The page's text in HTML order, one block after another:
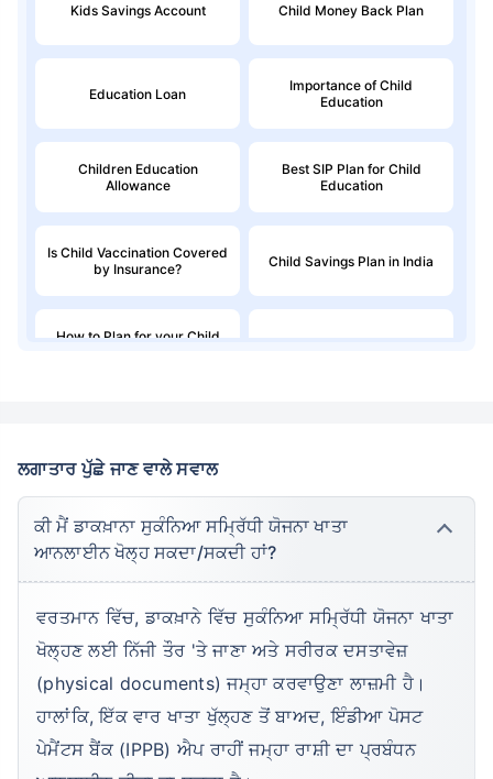
Kids Savings Account Child Money Back Plan
Education Loan
Importance of Child
Education
Children Education
Allowance
Best SIP Plan for Child
Education
Is Child Vaccination Covered
by Insurance?
Child Savings Plan in India
How to Plan for your Child
ਲਗਾਤਾਰ ਪੁੱਛੇ ਜਾਣ ਵਾਲੇ ਸਵਾਲ
ਕੀ ਮੈਂ ਡਾਕਖ਼ਾਨਾ ਸੁਕੰਨਿਆ ਸਮ੍ਰਿੱਧੀ ਯੋਜਨਾ ਖਾਤਾ
ਆਨਲਾਈਨ ਖੋਲ੍ਹ ਸਕਦਾ/ਸਕਦੀ ਹਾਂ?
ਵਰਤਮਾਨ ਵਿੱਚ, ਡਾਕਖ਼ਾਨੇ ਵਿੱਚ ਸੁਕੰਨਿਆ ਸਮ੍ਰਿੱਧੀ ਯੋਜਨਾ ਖਾਤਾ
ਖੋਲ੍ਹਣ ਲਈ ਨਿੱਜੀ ਤੌਰ 'ਤੇ ਜਾਣਾ ਅਤੇ ਸਰੀਰਕ ਦਸਤਾਵੇਜ਼
(physical documents) ਜਮ੍ਹਾ ਕਰਵਾਉਣਾ ਲਾਜ਼ਮੀ ਹੈ।
ਹਾਲਾਂਕਿ, ਇੱਕ ਵਾਰ ਖਾਤਾ ਖੁੱਲ੍ਹਣ ਤੋਂ ਬਾਅਦ, ਇੰਡੀਆ ਪੋਸਟ
ਪੇਮੈਂਟਸ ਬੈਂਕ (IPPB) ਐਪ ਰਾਹੀਂ ਜਮ੍ਹਾ ਰਾਸ਼ੀ ਦਾ ਪ੍ਰਬੰਧਨ